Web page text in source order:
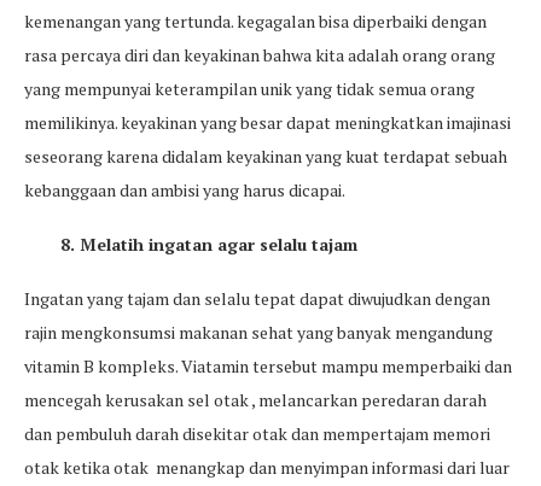
kemenangan yang tertunda. kegagalan bisa diperbaiki dengan
rasa percaya diri dan keyakinan bahwa kita adalah orang orang
yang mempunyai keterampilan unik yang tidak semua orang
memilikinya. keyakinan yang besar dapat meningkatkan imajinasi
seseorang karena didalam keyakinan yang kuat terdapat sebuah
kebanggaan dan ambisi yang harus dicapai.
8. Melatih ingatan agar selalu tajam
Ingatan yang tajam dan selalu tepat dapat diwujudkan dengan
rajin mengkonsumsi makanan sehat yang banyak mengandung
vitamin B kompleks. Viatamin tersebut mampu memperbaiki dan
mencegah kerusakan sel otak , melancarkan peredaran darah
dan pembuluh darah disekitar otak dan mempertajam memori
otak ketika otak menangkap dan menyimpan informasi dari luar